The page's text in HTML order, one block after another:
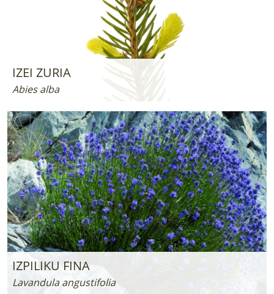
IZEI ZURIA
Abies alba
IZPILIKU FINA
Lavandula angustifolia